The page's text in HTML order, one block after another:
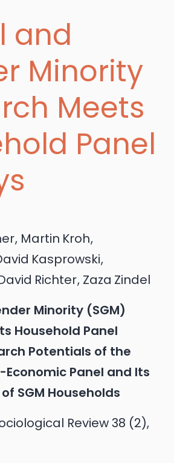
and
Minority
Meets
Panel
, Martin Kroh,
Kasprowski,
Richter, Zaza Zindel
Minority (SGM)
Household Panel
Potentials of the
Economic Panel and Its
SGM Households
Review 38 (2),